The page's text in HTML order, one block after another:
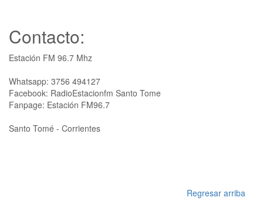
Contacto:
Estación FM 96.7 Mhz
Whatsapp: 3756 494127
Facebook: RadioEstacionfm Santo Tome
Fanpage: Estación FM96.7
Santo Tomé - Corrientes
Regresar arriba